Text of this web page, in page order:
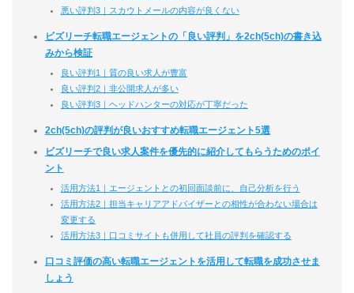
悪い評判3｜スカウトメールの内容が良くない
ビズリーチ転職エージェントの「良い評判」を2ch(5ch)の書き込
みから検証
良い評判1｜質の良い求人が豊富
良い評判2｜非公開求人が多い
良い評判3｜ヘッドハンターの対応が丁寧だった
2ch(5ch)の評判が良いおすすめ転職エージェント5選
ビズリーチで良い求人案件を優先的に紹介してもらうためのポイ
ント
活用方法1｜エージェントとの初回面談前に、自己分析を行う
活用方法2｜担当キャリアアドバイザーとの相性が合わない場合は
変更する
活用方法3｜口コミサイトも併用して社員の評判を確認する
口コミ評価の高い転職エージェントを活用して転職を成功させま
しょう